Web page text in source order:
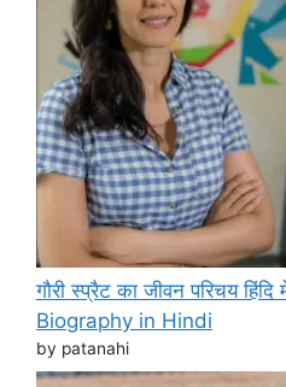
गौरी स्प्रैट का जीवन परिचय
Biography in Hindi
by patanahi